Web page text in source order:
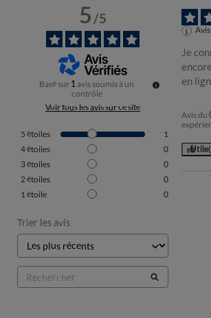
5/5
Basé sur 1avis soumis à un
contrôle
Voir tous les avis sur ce site
5 étoiles
1
4étoiles
0
3étoiles
0
2étoiles
0
1étoile 0
Trier les avis
Je
en
Avis du
Utile